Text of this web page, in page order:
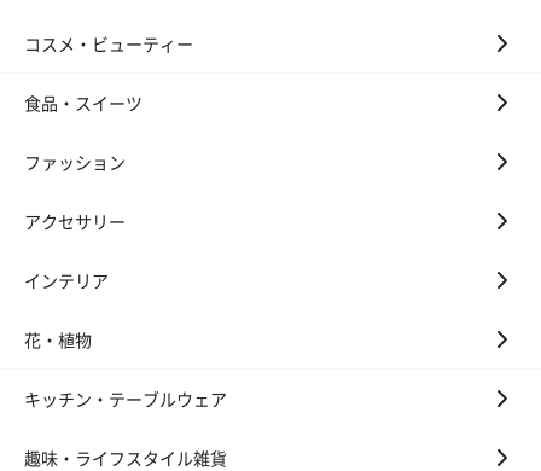
コスメ・ビューティー
食品・スイーツ
ファッション
アクセサリー
インテリア
花・植物
キッチン・テーブルウェア
趣味・ライフスタイル雑貨